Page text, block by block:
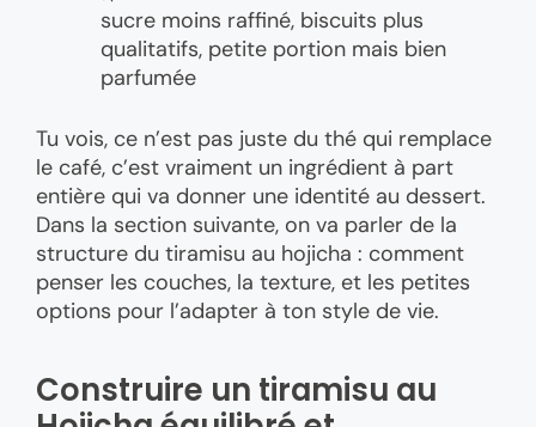
sucre moins raffiné, biscuits plus
qualitatifs, petite portion mais bien
parfumée
Tu vois, ce n’est pas juste du thé qui remplace
le café, c’est vraiment un ingrédient à part
entière qui va donner une identité au dessert.
Dans la section suivante, on va parler de la
structure du tiramisu au hojicha : comment
penser les couches, la texture, et les petites
options pour l’adapter à ton style de vie.
Construire un tiramisu au